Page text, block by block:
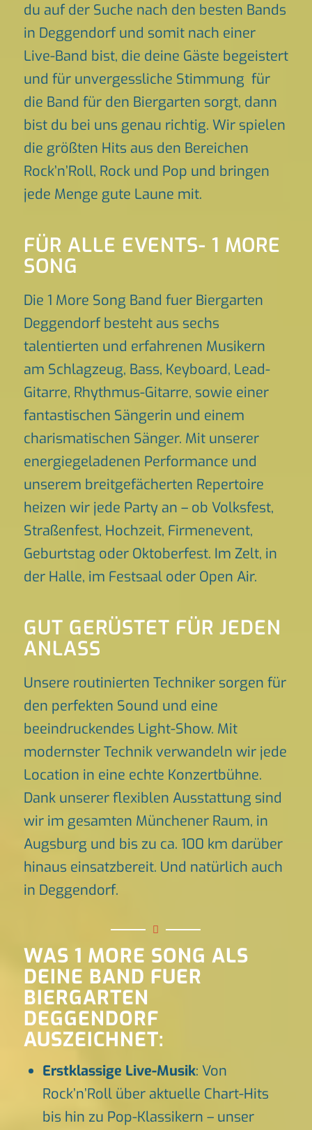
du auf der Suche nach den besten Bands
in Deggendorf und somit nach einer
Live-Band bist, die deine Gäste begeistert
und für unvergessliche Stimmung für
die Band für den Biergarten sorgt, dann
bist du bei uns genau richtig. Wir spielen
die größten Hits aus den Bereichen
Rock’n’Roll, Rock und Pop und bringen
jede Menge gute Laune mit.
FÜR ALLE EVENTS- 1 MORE
SONG
Die 1 More Song Band fuer Biergarten
Deggendorf besteht aus sechs
talentierten und erfahrenen Musikern
am Schlagzeug, Bass, Keyboard, Lead-
Gitarre, Rhythmus-Gitarre, sowie einer
fantastischen Sängerin und einem
charismatischen Sänger. Mit unserer
energiegeladenen Performance und
unserem breitgefächerten Repertoire
heizen wir jede Party an – ob Volksfest,
Straßenfest, Hochzeit, Firmenevent,
Geburtstag oder Oktoberfest. Im Zelt, in
der Halle, im Festsaal oder Open Air.
GUT GERÜSTET FÜR JEDEN
ANLASS
Unsere routinierten Techniker sorgen für
den perfekten Sound und eine
beeindruckendes Light-Show. Mit
modernster Technik verwandeln wir jede
Location in eine echte Konzertbühne.
Dank unserer flexiblen Ausstattung sind
wir im gesamten Münchener Raum, in
Augsburg und bis zu ca. 100 km darüber
hinaus einsatzbereit. Und natürlich auch
in Deggendorf.
WAS 1 MORE SONG ALS
DEINE BAND FUER
BIERGARTEN
DEGGENDORF
AUSZEICHNET:
Erstklassige Live-Musik: Von
Rock’n’Roll über aktuelle Chart-Hits
bis hin zu Pop-Klassikern – unser